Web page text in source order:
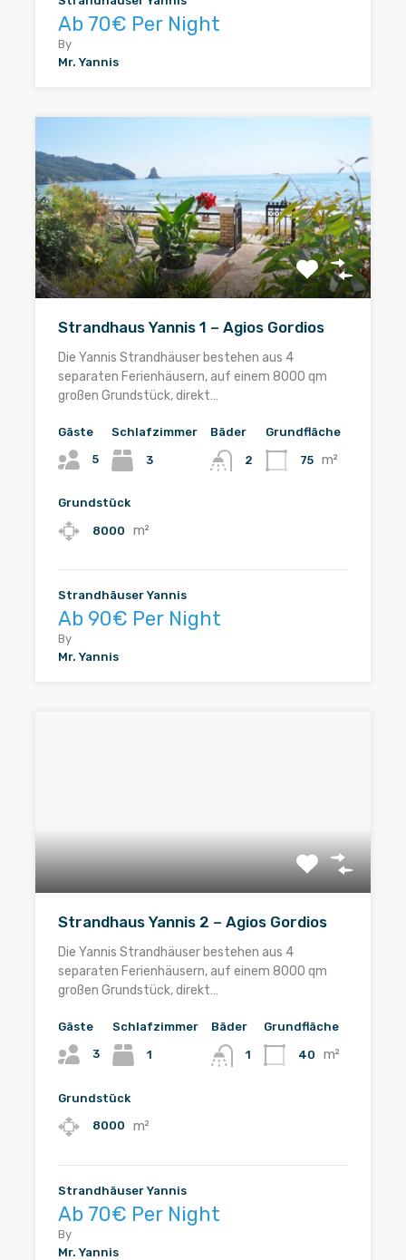
Ab 70€ Per Night
By
Mr. Yannis
Strandhaus Yannis 1 – Agios Gordios
Die Yannis Strandhäuser bestehen aus 4
separaten Ferienhäusern, auf einem 8000 qm
großen Grundstück, direkt…
Gäste
5
Schlafzimmer
3
Bäder
2
Grundfläche
75 m²
Grundstück
8000 m²
Strandhäuser Yannis
Ab 90€ Per Night
By
Mr. Yannis
Strandhaus Yannis 2 – Agios Gordios
Die Yannis Strandhäuser bestehen aus 4
separaten Ferienhäusern, auf einem 8000 qm
großen Grundstück, direkt…
Gäste
3
Schlafzimmer
1
Bäder
1
Grundfläche
40 m²
Grundstück
8000 m²
Strandhäuser Yannis
Ab 70€ Per Night
By
Mr. Yannis